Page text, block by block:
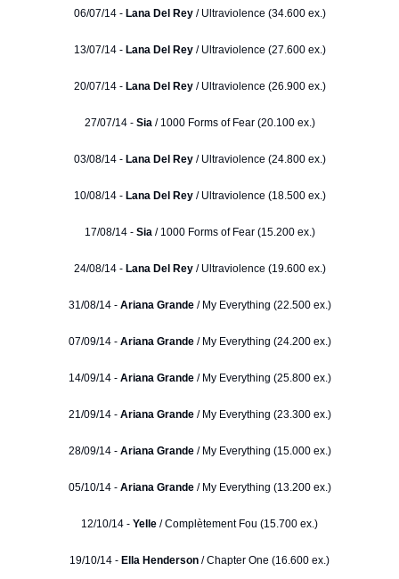
06/07/14 - Lana Del Rey/ Ultraviolence (34.600 ex.)
13/07/14 -Lana Del Rey / Ultraviolence (27.600 ex.)
20/07/14 -Lana Del Rey/ Ultraviolence (26.900 ex.)
27/07/14 - Sia / 1000 Forms of Fear (20.100 ex.)
03/08/14 - Lana Del Rey / Ultraviolence (24.800 ex.)
10/08/14 - Lana Del Rey/ Ultraviolence (18.500 ex.)
17/08/14 - Sia / 1000 Forms of Fear (15.200 ex.)
24/08/14 -Lana Del Rey/ Ultraviolence (19.600 ex.)
31/08/14 - Ariana Grande/ My Everything (22.500 ex.)
07/09/14 - Ariana Grande/ My Everything (24.200 ex.)
14/09/14 - Ariana Grande/ My Everything (25.800 ex.)
21/09/14 - Ariana Grande/ My Everything (23.300 ex.)
28/09/14 - Ariana Grande/ My Everything (15.000 ex.)
05/10/14 -Ariana Grande/ My Everything (13.200 ex.)
12/10/14 - Yelle / Complètement Fou (15.700 ex.)
19/10/14 - Ella Henderson / Chapter One (16.600 ex.)